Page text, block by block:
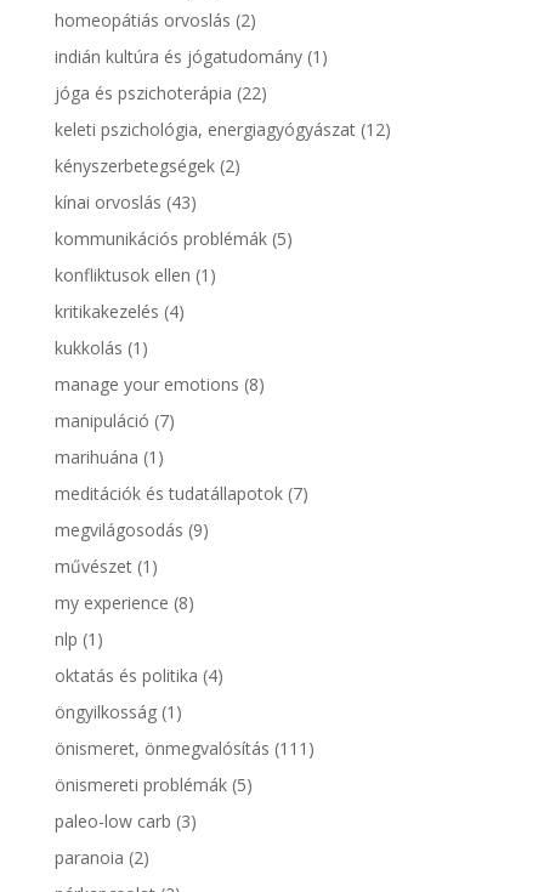
homeopátiás orvoslás (2)
indián kultúra és jógatudomány(1)
jóga és pszichoterápia (22)
keleti pszichológia, energiagyógyászat(12)
kényszerbetegségek(2)
kínai orvoslás (43)
kommunikációs problémák(5)
konfliktusok ellen (1)
kritikakezelés (4)
kukkolás (1)
manage your emotions (8)
manipuláció (7)
marihuána (1)
meditációk és tudatállapotok(7)
megvilágosodás (9)
művészet(1)
my experience (8)
nlp (1)
oktatás és politika (4)
öngyilkosság(1)
önismeret, önmegvalósítás (111)
önismereti problémák(5)
paleo-low carb (3)
paranoia (2)